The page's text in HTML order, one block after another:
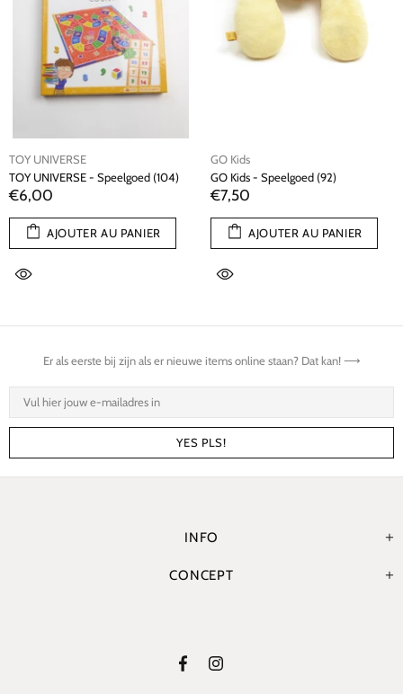
TOY UNIVERSE
TOY UNIVERSE - Speelgoed (104)
€6,00
AJOUTER AU PANIER
GO Kids
GO Kids - Speelgoed (92)
€7,50
AJOUTER AU PANIER
Er als eerste bij zijn als er nieuwe items online staan? Dat kan! ⟶
INFO
CONCEPT